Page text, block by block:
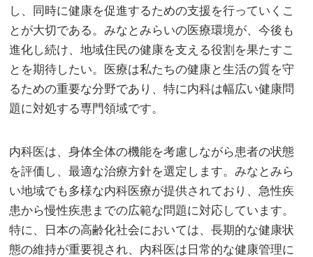
し、同時に健康を促進するための支援を行っていくこ
とが大切である。みなとみらいの医療環境が、今後も
進化し続け、地域住民の健康を支える役割を果たすこ
とを期待したい。医療は私たちの健康と生活の質を守
るための重要な分野であり、特に内科は幅広い健康問
題に対処する専門領域です。
内科医は、身体全体の機能を考慮しながら患者の状態
を評価し、最適な治療方針を選定します。みなとみら
い地域でも多様な内科医療が提供されており、急性疾
患から慢性疾患までの広範な問題に対応しています。
特に、日本の高齢化社会においては、長期的な健康状
態の維持が重要視され、内科医は日常的な健康管理に